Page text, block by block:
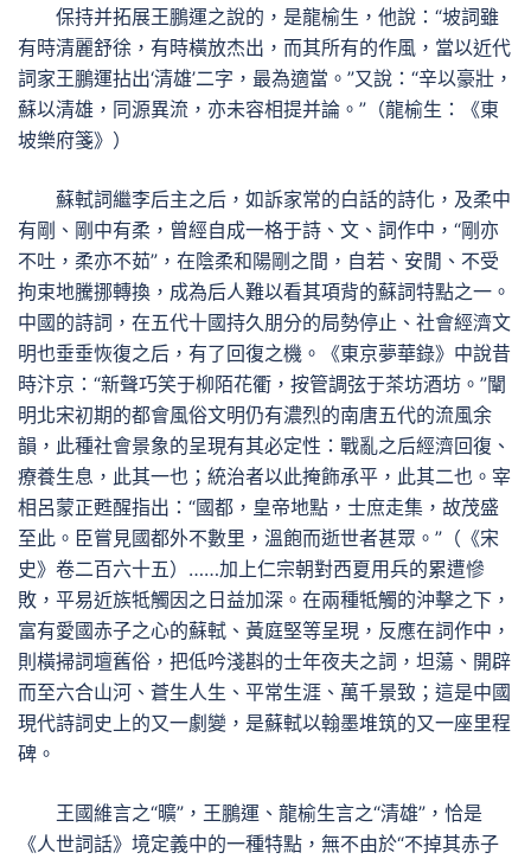
保持并拓展王鵬運之說的，是龍榆生，他說：“坡詞雖
有時清麗舒徐，有時橫放杰出，而其所有的作風，當以近代
詞家王鵬運拈出‘清雄’二字，最為適當。”又說：“辛以豪壯，
蘇以清雄，同源異流，亦未容相提并論。”（龍榆生：《東
坡樂府箋》）
蘇軾詞繼李后主之后，如訴家常的白話的詩化，及柔中
有剛、剛中有柔，曾經自成一格于詩、文、詞作中，“剛亦
不吐，柔亦不茹”，在陰柔和陽剛之間，自若、安閒、不受
拘束地騰挪轉換，成為后人難以看其項背的蘇詞特點之一。
中國的詩詞，在五代十國持久朋分的局勢停止、社會經濟文
明也垂垂恢復之后，有了回復之機。《東京夢華錄》中說昔
時汴京：“新聲巧笑于柳陌花衢，按管調弦于茶坊酒坊。”闡
明北宋初期的都會風俗文明仍有濃烈的南唐五代的流風余
韻，此種社會景象的呈現有其必定性：戰亂之后經濟回復、
療養生息，此其一也；統治者以此掩飾承平，此其二也。宰
相呂蒙正甦醒指出：“國都，皇帝地點，士庶走集，故茂盛
至此。臣嘗見國都外不數里，溫飽而逝世者甚眾。”（《宋
史》卷二百六十五）……加上仁宗朝對西夏用兵的累遭慘
敗，平易近族牴觸因之日益加深。在兩種牴觸的沖擊之下，
富有愛國赤子之心的蘇軾、黃庭堅等呈現，反應在詞作中，
則橫掃詞壇舊俗，把低吟淺斟的士年夜夫之詞，坦蕩、開辟
而至六合山河、蒼生人生、平常生涯、萬千景致；這是中國
現代詩詞史上的又一劇變，是蘇軾以翰墨堆筑的又一座里程
碑。
王國維言之“曠”，王鵬運、龍榆生言之“清雄”，恰是
《人世詞話》境定義中的一種特點，無不由於“不掉其赤子